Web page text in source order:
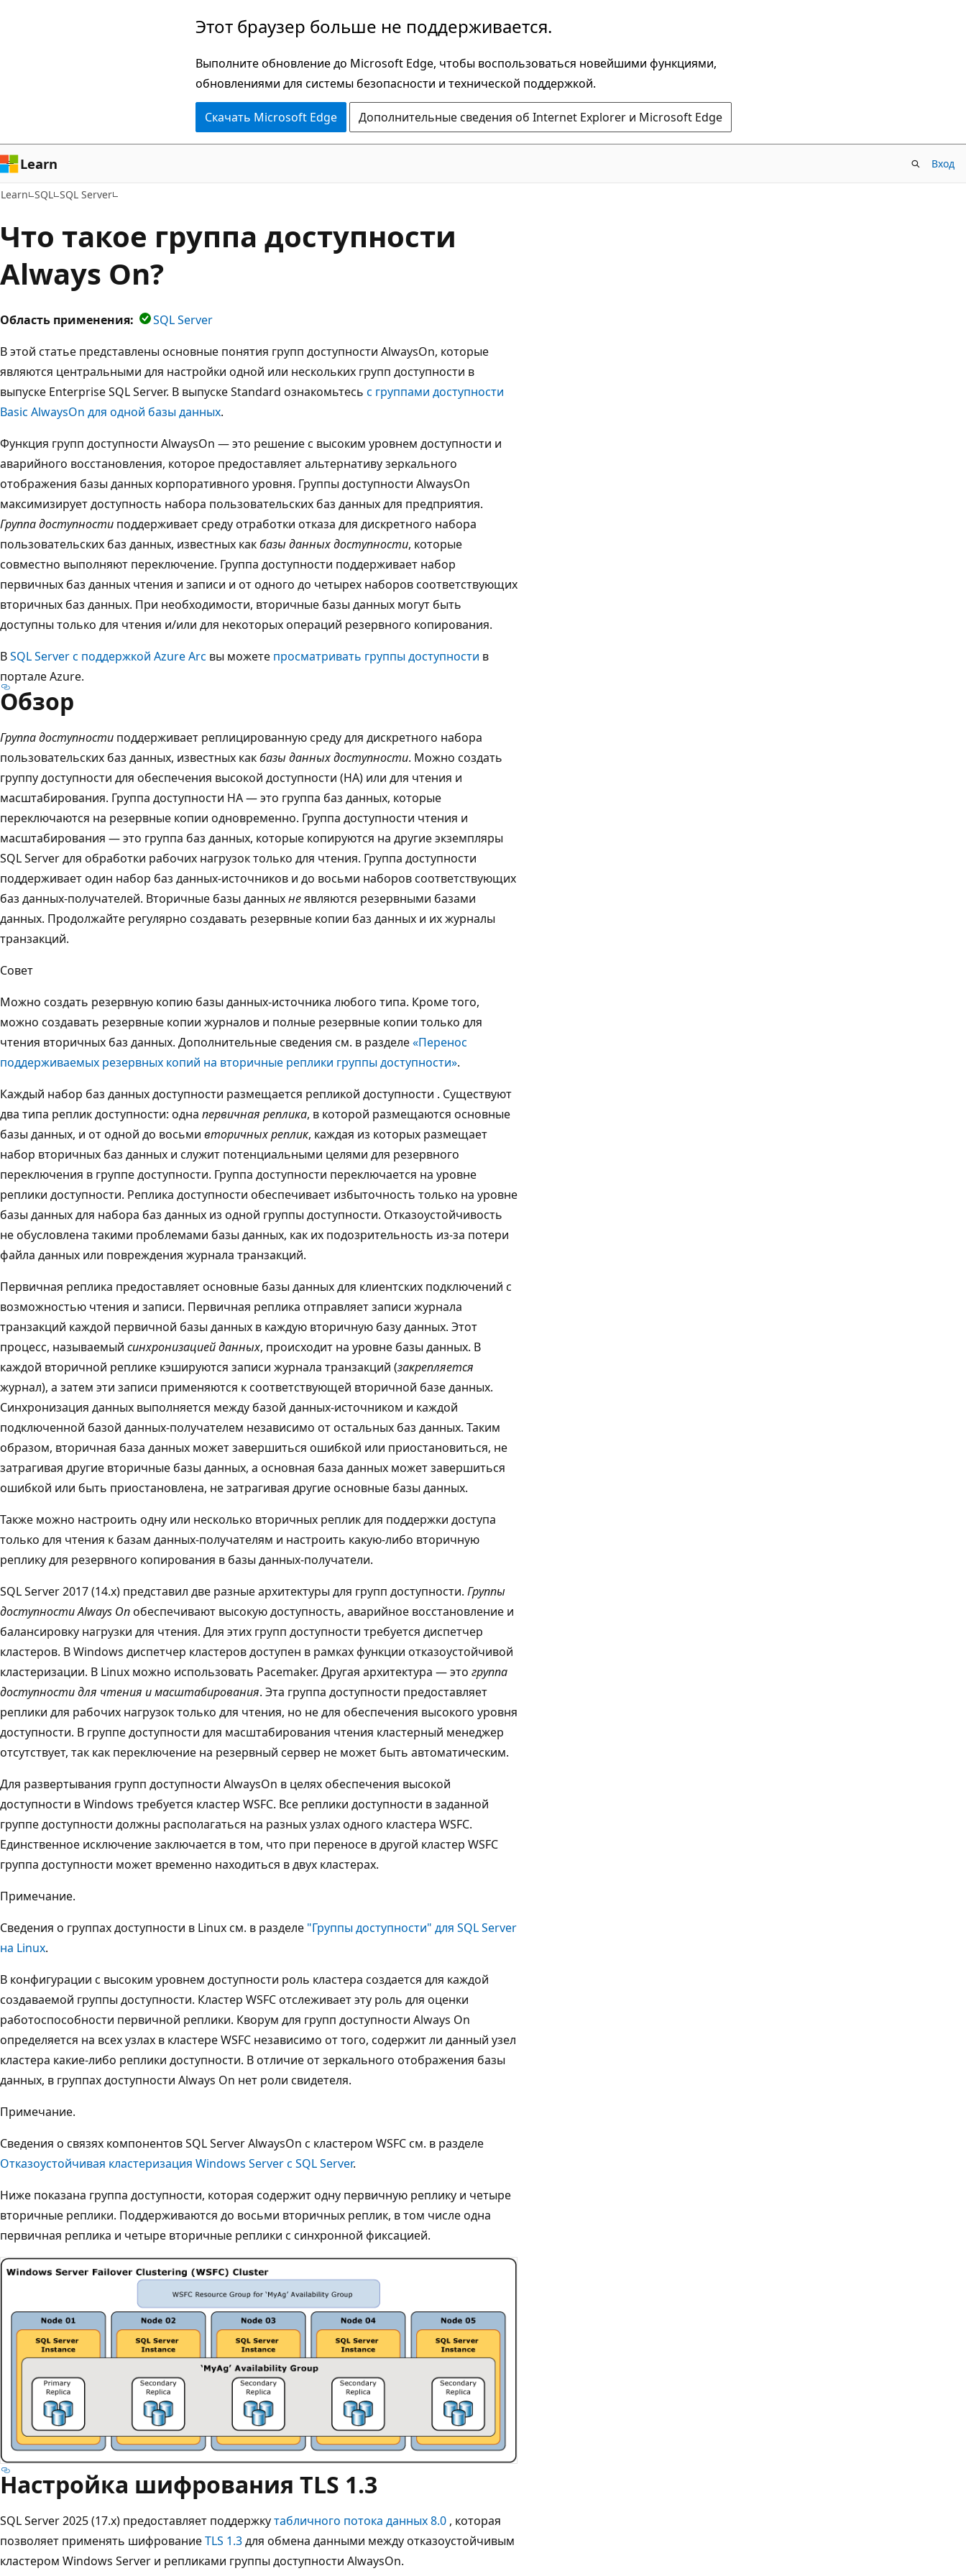
Этот браузер больше не поддерживается.
Выполните обновление до Microsoft Edge, чтобы воспользоваться новейшими функциями,
обновлениями для системы безопасности и технической поддержкой.
Скачать Microsoft Edge Дополнительные сведения об Internet Explorer и Microsoft Edge
Learn Вход
Learn SQL SQL Server
Что такое группа доступности
Always On?
Область применения:
SQL Server
В этой статье представлены основные понятия групп доступности AlwaysOn, которые
являются центральными для настройки одной или нескольких групп доступности в
выпуске Enterprise SQL Server. В выпуске Standard ознакомьтесь с группами доступности
Basic AlwaysOn для одной базы данных.
Функция групп доступности AlwaysOn — это решение с высоким уровнем доступности и
аварийного восстановления, которое предоставляет альтернативу зеркального
отображения базы данных корпоративного уровня. Группы доступности AlwaysOn
максимизирует доступность набора пользовательских баз данных для предприятия.
Группа доступности поддерживает среду отработки отказа для дискретного набора
пользовательских баз данных, известных какбазы данных доступности, которые
совместно выполняют переключение. Группа доступности поддерживает набор
первичных баз данных чтения и записи и от одного до четырех наборов соответствующих
вторичных баз данных. При необходимости, вторичные базы данных могут быть
доступны только для чтения и/или для некоторых операций резервного копирования.
ВSQL Server с поддержкой Azure Arc вы можете просматривать группы доступности в
портале Azure.
Обзор
Группа доступности поддерживает реплицированную среду для дискретного набора
пользовательских баз данных, известных какбазы данных доступности. Можно создать
группу доступности для обеспечения высокой доступности (HA) или для чтения и
масштабирования. Группа доступности HA — это группа баз данных, которые
переключаются на резервные копии одновременно. Группа доступности чтения и
масштабирования — это группа баз данных, которые копируются на другие экземпляры
SQL Server для обработки рабочих нагрузок только для чтения. Группа доступности
поддерживает один набор баз данных-источников и до восьми наборов соответствующих
баз данных-получателей. Вторичные базы данныхнеявляются резервными базами
данных. Продолжайте регулярно создавать резервные копии баз данных и их журналы
транзакций.
Совет
Можно создать резервную копию базы данных-источника любого типа. Кроме того,
можно создавать резервные копии журналов и полные резервные копии только для
чтения вторичных баз данных. Дополнительные сведения см. в разделе«Перенос
поддерживаемых резервных копий на вторичные реплики группы доступности».
Каждый набор баз данных доступности размещается репликой доступности . Существуют
два типа реплик доступности: одна первичная реплика, в которой размещаются основные
базы данных, и от одной до восьми вторичных реплик, каждая из которых размещает
набор вторичных баз данных и служит потенциальными целями для резервного
переключения в группе доступности. Группа доступности переключается на уровне
реплики доступности. Реплика доступности обеспечивает избыточность только на уровне
базы данных для набора баз данных из одной группы доступности. Отказоустойчивость
не обусловлена такими проблемами базы данных, как их подозрительность из-за потери
файла данных или повреждения журнала транзакций.
Первичная реплика предоставляет основные базы данных для клиентских подключений с
возможностью чтения и записи. Первичная реплика отправляет записи журнала
транзакций каждой первичной базы данных в каждую вторичную базу данных. Этот
процесс, называемый синхронизацией данных, происходит на уровне базы данных. В
каждой вторичной реплике кэшируются записи журнала транзакций (закрепляется
журнал), а затем эти записи применяются к соответствующей вторичной базе данных.
Синхронизация данных выполняется между базой данных-источником и каждой
подключенной базой данных-получателем независимо от остальных баз данных. Таким
образом, вторичная база данных может завершиться ошибкой или приостановиться, не
затрагивая другие вторичные базы данных, а основная база данных может завершиться
ошибкой или быть приостановлена, не затрагивая другие основные базы данных.
Также можно настроить одну или несколько вторичных реплик для поддержки доступа
только для чтения к базам данных-получателям и настроить какую-либо вторичную
реплику для резервного копирования в базы данных-получатели.
SQL Server 2017 (14.x) представил две разные архитектуры для групп доступности. Группы
доступности Always Onобеспечивают высокую доступность, аварийное восстановление и
балансировку нагрузки для чтения. Для этих групп доступности требуется диспетчер
кластеров. В Windows диспетчер кластеров доступен в рамках функции отказоустойчивой
кластеризации. В Linux можно использовать Pacemaker. Другая архитектура — это группа
доступности для чтения и масштабирования. Эта группа доступности предоставляет
реплики для рабочих нагрузок только для чтения, но не для обеспечения высокого уровня
доступности. В группе доступности для масштабирования чтения кластерный менеджер
отсутствует, так как переключение на резервный сервер не может быть автоматическим.
Для развертывания групп доступности AlwaysOn в целях обеспечения высокой
доступности в Windows требуется кластер WSFC. Все реплики доступности в заданной
группе доступности должны располагаться на разных узлах одного кластера WSFC.
Единственное исключение заключается в том, что при переносе в другой кластер WSFC
группа доступности может временно находиться в двух кластерах.
Примечание.
Сведения о группах доступности в Linux см. в разделе "Группы доступности" для SQL Server
на Linux.
В конфигурации с высоким уровнем доступности роль кластера создается для каждой
создаваемой группы доступности. Кластер WSFC отслеживает эту роль для оценки
работоспособности первичной реплики. Кворум для групп доступности Always On
определяется на всех узлах в кластере WSFC независимо от того, содержит ли данный узел
кластера какие-либо реплики доступности. В отличие от зеркального отображения базы
данных, в группах доступности Always On нет роли свидетеля.
Примечание.
Сведения о связях компонентов SQL Server AlwaysOn с кластером WSFC см. в разделе
Отказоустойчивая кластеризация Windows Server с SQL Server.
Ниже показана группа доступности, которая содержит одну первичную реплику и четыре
вторичные реплики. Поддерживаются до восьми вторичных реплик, в том числе одна
первичная реплика и четыре вторичные реплики с синхронной фиксацией.
Настройка шифрования TLS 1.3
SQL Server 2025 (17.x) предоставляет поддержкутабличного потока данных 8.0 , которая
позволяет применять шифрованиеTLS 1.3для обмена данными между отказоустойчивым
кластером Windows Server и репликами группы доступности AlwaysOn.